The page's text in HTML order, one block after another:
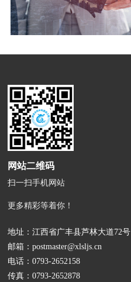
网站二维码
扫一扫手机网站
更多精彩等着你！
地址：江西省广丰县芦林大道72号
邮箱：postmaster@xlsljs.cn
电话：0793-2652158
传真：0793-2652878